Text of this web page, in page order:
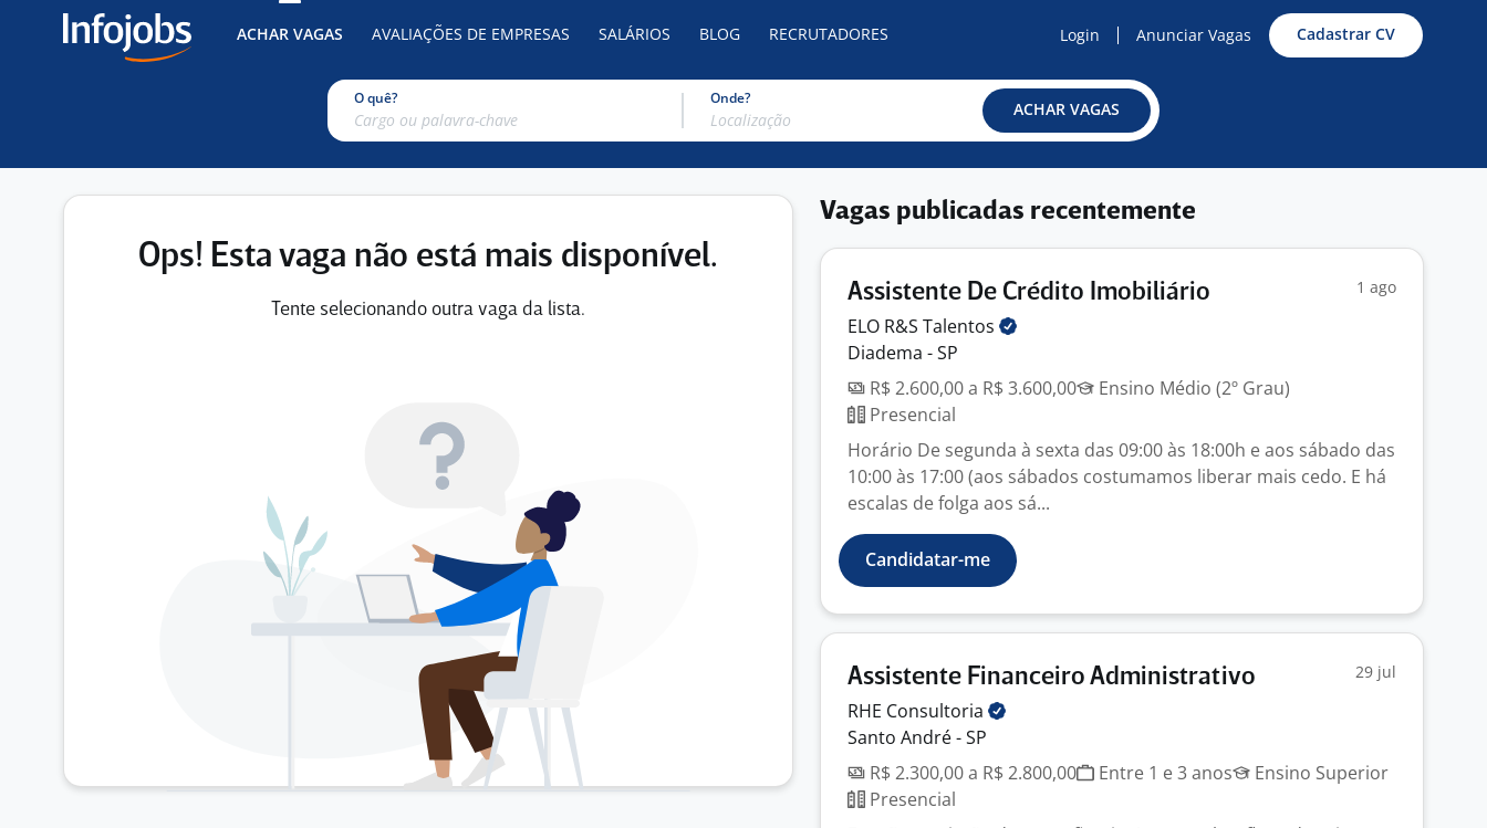
ACHAR VAGAS AVALIAÇÕES DE EMPRESAS SALÁRIOS BLOG RECRUTADORES Login Anunciar Vagas Cadastrar CV
O quê? Onde?
ACHAR VAGAS
Ops! Esta vaga não está mais disponível.
Tente selecionando outra vaga da lista.
Vagas publicadas recentemente
Assistente De Crédito Imobiliário 1 ago
ELO R&S Talentos
Diadema - SP
R$ 2.600,00 a R$ 3.600,00
Ensino Médio (2º Grau)
Presencial
Horário De segunda à sexta das 09:00 às 18:00h e aos sábado das
10:00 às 17:00 (aos sábados costumamos liberar mais cedo. E há
escalas de folga aos sá...
Candidatar-me
Assistente Financeiro Administrativo 29 jul
RHE Consultoria
Santo André - SP
R$ 2.300,00 a R$ 2.800,00
Entre 1 e 3 anos
Ensino Superior
Presencial